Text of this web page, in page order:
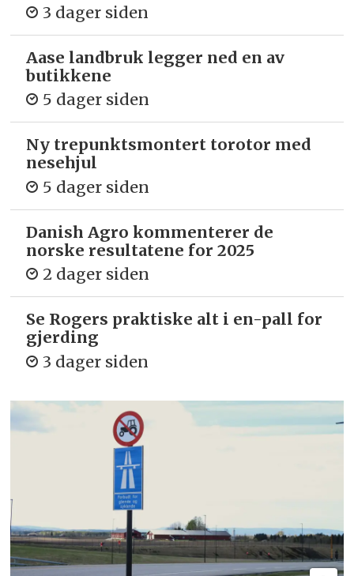
3 dager siden
Aase landbruk legger ned en av
butikkene
5 dager siden
Ny trepunkts­montert torotor med
nesehjul
5 dager siden
Danish Agro kommenterer de
norske resultatene for 2025
2 dager siden
Se Rogers praktiske alt i en-pall for
gjerding
3 dager siden